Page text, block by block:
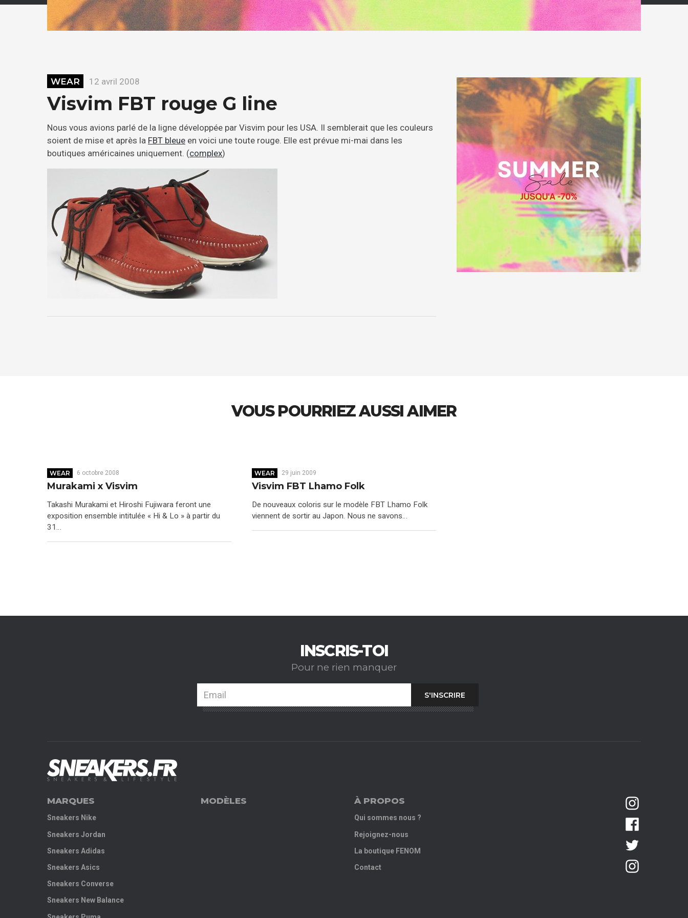
WEAR 12 avril 2008
Visvim FBT rouge G line
Nous vous avions parlé de la ligne développée par Visvim pour les USA. Il semblerait que les couleurs
soient de mise et après la FBT bleue en voici une toute rouge. Elle est prévue mi-mai dans les
boutiques américaines uniquement. (complex)
VOUS POURRIEZ AUSSI AIMER
WEAR 6 octobre 2008
Murakami x Visvim
Takashi Murakami et Hiroshi Fujiwara feront une
exposition ensemble intitulée « Hi & Lo » à partir du
31…
WEAR 29 juin 2009
Visvim FBT Lhamo Folk
De nouveaux coloris sur le modèle FBT Lhamo Folk
viennent de sortir au Japon. Nous ne savons…
INSCRIS-TOI
Pour ne rien manquer
MARQUES
Sneakers Nike
Sneakers Jordan
Sneakers Adidas
Sneakers Asics
Sneakers Converse
Sneakers New Balance
MODÈLES À PROPOS
Qui sommes nous ?
Rejoignez-nous
La boutique FENOM
Contact